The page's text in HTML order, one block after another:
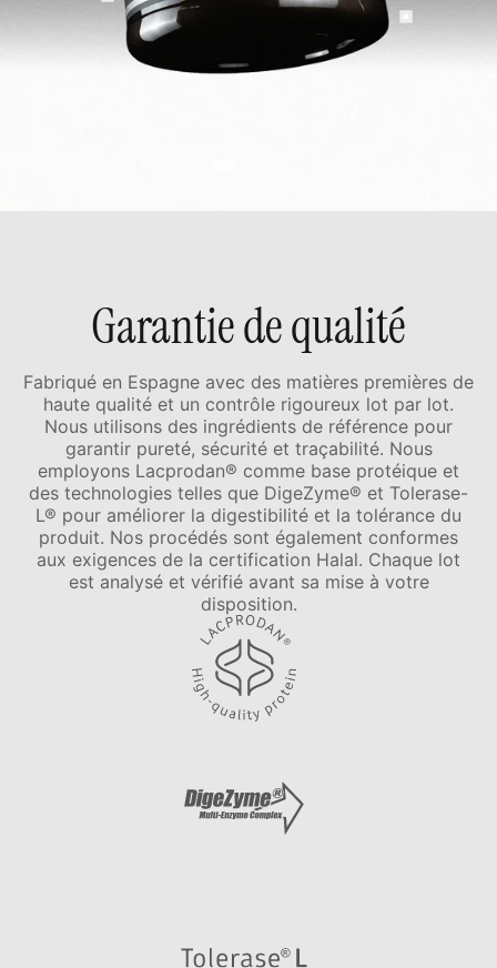
Garantie de qualité
Fabriqué en Espagne avec des matières premières de
haute qualité et un contrôle rigoureux lot par lot.
Nous utilisons des ingrédients de référence pour
garantir pureté, sécurité et traçabilité. Nous
employons Lacprodan® comme base protéique et
des technologies telles que DigeZyme® et Tolerase-
L® pour améliorer la digestibilité et la tolérance du
produit. Nos procédés sont également conformes
aux exigences de la certification Halal. Chaque lot
est analysé et vérifié avant sa mise à votre
disposition.